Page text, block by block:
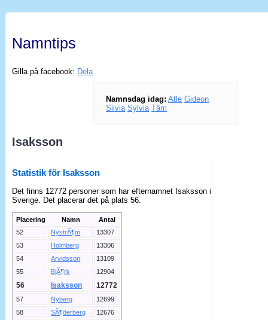
Namntips
Gilla på facebook: Dela
Namnsdag idag: Atle Gideon
Silvia Sylvia Tâm
Isaksson
Statistik för Isaksson
Det finns 12772 personer som har efternamnet Isaksson i
Sverige. Det placerar det på plats 56.
Placering Namn
Antal
52
NystrÃ¶m
13307
53
Holmberg
13306
54
Arvidsson
13109
55
BjÃ¶rk 12904
56 Isaksson 12772
57 Nyberg
12699
58
SÃ¶derberg
12676